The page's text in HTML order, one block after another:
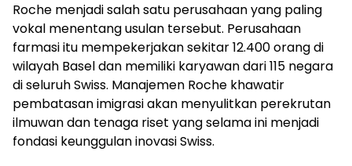
Roche menjadi salah satu perusahaan yang paling
vokal menentang usulan tersebut. Perusahaan
farmasi itu mempekerjakan sekitar 12.400 orang di
wilayah Basel dan memiliki karyawan dari 115 negara
di seluruh Swiss. Manajemen Roche khawatir
pembatasan imigrasi akan menyulitkan perekrutan
ilmuwan dan tenaga riset yang selama ini menjadi
fondasi keunggulan inovasi Swiss.